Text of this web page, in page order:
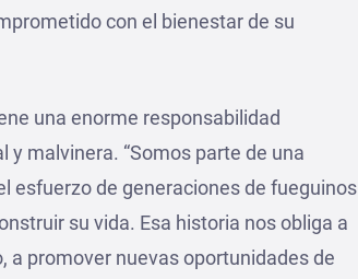
con el bienestar de su
una enorme responsabilidad
malvinera. “Somos parte de una
esfuerzo de generaciones de fueguinos
su vida. Esa historia nos obliga a
a promover nuevas oportunidades de